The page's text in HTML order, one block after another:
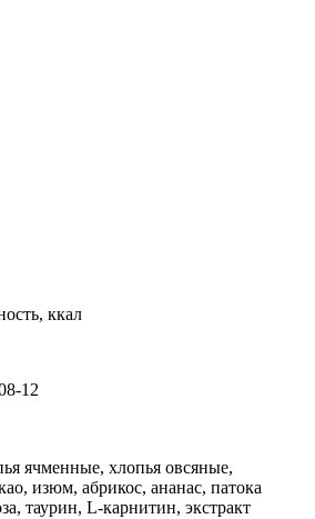
ккал
12
ячменные, хлопья овсяные,
изюм, абрикос, ананас, патока
таурин, L-карнитин, экстракт